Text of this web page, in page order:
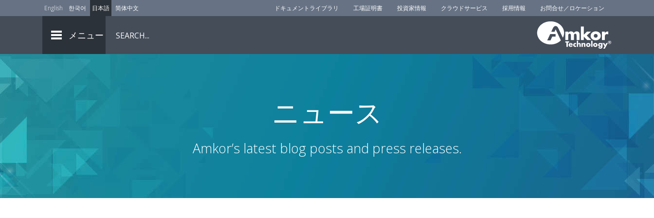
English 한국어 日本語 简体中文 ドキュメントライブラリ 工場証明書 投資家情報 クラウドサービス 採用情報 お問合せ／ロケーション
メニュー
ニュース
Amkor’s latest blog posts and press releases.